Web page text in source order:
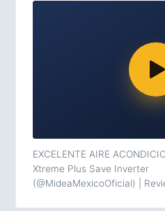
EXCELENTE AIRE
Xtreme Plus Save Inverter
(@MideaMexicoOficial) |